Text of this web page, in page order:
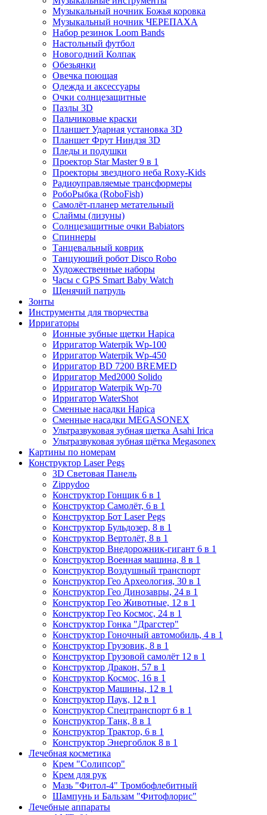
Музыкальный ночник Божья коровка
Музыкальный ночник ЧЕРЕПАХА
Набор резинок Loom Bands
Настольный футбол
Новогодний Колпак
Обезьянки
Овечка поющая
Одежда и аксессуары
Очки солнцезащитные
Пазлы 3D
Пальчиковые краски
Планшет Ударная установка 3D
Планшет Фрут Ниндзя 3D
Пледы и подушки
Проектор Star Master 9 в 1
Проекторы звездного неба Roxy-Kids
Радиоуправляемые трансформеры
РобоРыбка (RoboFish)
Самолёт-планер метательный
Слаймы (лизуны)
Солнцезащитные очки Babiators
Спиннеры
Танцевальный коврик
Танцующий робот Disco Robo
Художественные наборы
Часы с GPS Smart Baby Watch
Щенячий патруль
Зонты
Инструменты для творчества
Ирригаторы
Ионные зубные щетки Hapica
Ирригатор Waterpik Wp-100
Ирригатор Waterpik Wp-450
Ирригатор BD 7200 BREMED
Ирригатор Med2000 Solido
Ирригатор Waterpik Wp-70
Ирригатор WaterShot
Сменные насадки Hapica
Сменные насадки MEGASONEX
Ультразвуковая зубная щетка Asahi Irica
Ультразвуковая зубная щётка Megasonex
Картины по номерам
Конструктор Laser Pegs
3D Световая Панель
Zippydoo
Конструктор Гонщик 6 в 1
Конструктор Cамолёт, 6 в 1
Конструктор Бот Laser Pegs
Конструктор Бульдозер, 8 в 1
Конструктор Вертолёт, 8 в 1
Конструктор Внедорожник-гигант 6 в 1
Конструктор Военная машина, 8 в 1
Конструктор Воздушный транспорт
Конструктор Гео Археология, 30 в 1
Конструктор Гео Динозавры, 24 в 1
Конструктор Гео Животные, 12 в 1
Конструктор Гео Космос, 24 в 1
Конструктор Гонка "Драгстер"
Конструктор Гоночный автомобиль, 4 в 1
Конструктор Грузовик, 8 в 1
Конструктор Грузовой самолёт 12 в 1
Конструктор Дракон, 57 в 1
Конструктор Космос, 16 в 1
Конструктор Машины, 12 в 1
Конструктор Паук, 12 в 1
Конструктор Спецтранспорт 6 в 1
Конструктор Танк, 8 в 1
Конструктор Трактор, 6 в 1
Конструктор Энергоблок 8 в 1
Лечебная косметика
Крем "Солипсор"
Крем для рук
Мазь "Фитол-4" Тромбофлебитный
Шампунь и Бальзам "Фитофлорис"
Лечебные аппараты